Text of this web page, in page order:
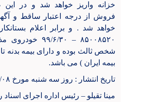
خزانه واریز خواهد شد و در
فروش از درجه اعتبار ساقط و
خواهد شد . و برابر اعلام
۸۵۰۰۸۵۲۰ –
۹۹/۶/۳۰
بیمه ایران ) می باشد.
تاریخ انتشار : روز سه شنبه مورخ ۱۳۹۹/۰۷/۰۸
مینا تقیلو – رئیس اداره اجرای